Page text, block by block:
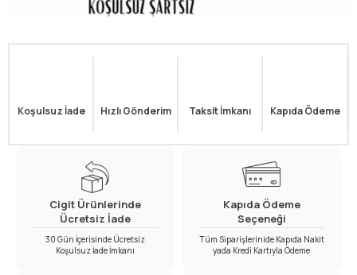
Koşulsuz İade Hızlı Gönderim Taksit İmkanı Kapıda Ödeme
Cigit Ürünlerinde
Ücretsiz İade
30 Gün İçerisinde Ücretsiz
Koşulsuz İade İmkanı
Kapıda Ödeme
Seçeneği
Tüm Siparişlerinide Kapıda Nakit
yada Kredi Kartıyla Ödeme